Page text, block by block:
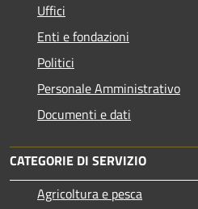
Uffici
Enti e fondazioni
Politici
Personale Amministrativo
Documenti e dati
CATEGORIE DI SERVIZIO
Agricoltura e pesca